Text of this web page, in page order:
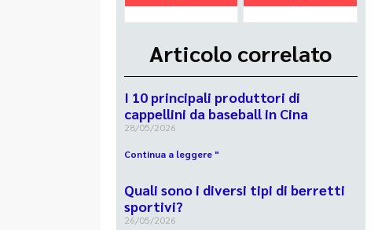
Articolo correlato
I 10 principali produttori di
cappellini da baseball in Cina
28/05/2026
Continua a leggere "
Quali sono i diversi tipi di berretti
sportivi?
26/05/2026